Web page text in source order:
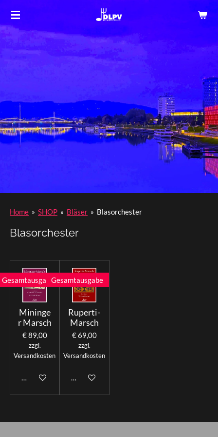
Zum
Hauptinhalt
springen
Home » SHOP » Bläser » Blasorchester
Blasorchester
Gesamtausgabe
Mininge
r Marsch
€ 89,00
zzgl.
Versandkosten
In den Warenkorb
Gesamtausgabe
Ruperti-
Marsch
€ 69,00
zzgl.
Versandkosten
In den Warenkorb